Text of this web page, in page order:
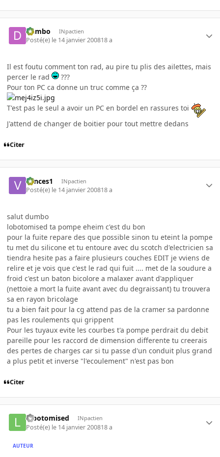
dumbo INpactien
Posté(e) le 14 janvier 200818 a
Il est foutu comment ton rad, au pire tu plis des ailettes, mais
percer le rad
???
Pour ton PC ca donne un truc comme ça ??
T'est pas le seul a avoir un PC en bordel en rassures toi
J'attend de changer de boitier pour tout mettre dedans
Citer
vances1 INpactien
Posté(e) le 14 janvier 200818 a
salut dumbo
lobotomised ta pompe eheim c'est du bon
pour la fuite repare des que possible sinon tu eteint la pompe
tu met du silicone et tu entoure avec du scotch d'electricien sa
tiendra hesite pas a faire plusieurs couches EDIT je vviens de
relire et je vois que c'est le rad qui fuit .... met de la soudure a
froid c'est un baton bicolore a malaxer avant d'appliquer
(nettoie a mort la fuite avant avec du degraissant) tu trouvera
sa en rayon bricolage
tu a bien fait pour la cg attend pas de la cramer sa pardonne
pas les roulements qui grippent
Pour les tuyaux evite les courbes t'a pompe perdrait du debit
pareille pour les raccord de dimension differente tu creerais
des pertes de charges car si tu passe d'un conduit plus grand
a plus petit et inverse "l'ecoulement" n'est pas bon
Citer
lobotomised INpactien
Posté(e) le 14 janvier 200818 a
AUTEUR